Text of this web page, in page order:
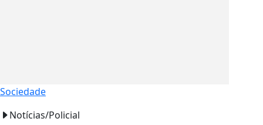
Sociedade
Notícias/Policial